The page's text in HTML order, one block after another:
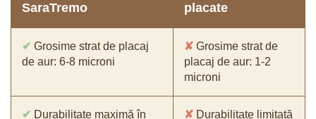
SaraTremo
placate
✔ Grosime strat de placaj
de aur: 6-8 microni
✘ Grosime strat de
placaj de aur: 1-2
microni
✔ Durabilitate maximă în
✘ Durabilitate limitată